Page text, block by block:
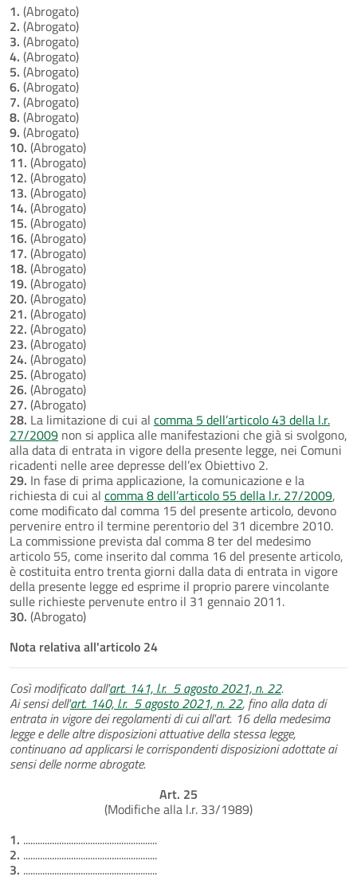
1. (Abrogato)
2. (Abrogato)
3. (Abrogato)
4. (Abrogato)
5. (Abrogato)
6. (Abrogato)
7. (Abrogato)
8. (Abrogato)
9. (Abrogato)
10. (Abrogato)
11. (Abrogato)
12. (Abrogato)
13. (Abrogato)
14. (Abrogato)
15. (Abrogato)
16. (Abrogato)
17. (Abrogato)
18. (Abrogato)
19. (Abrogato)
20. (Abrogato)
21. (Abrogato)
22. (Abrogato)
23. (Abrogato)
24. (Abrogato)
25. (Abrogato)
26. (Abrogato)
27. (Abrogato)
28. La limitazione di cui al comma 5 dell’articolo 43 della l.r.
27/2009 non si applica alle manifestazioni che già si svolgono,
alla data di entrata in vigore della presente legge, nei Comuni
ricadenti nelle aree depresse dell’ex Obiettivo 2.
29. In fase di prima applicazione, la comunicazione e la
richiesta di cui al comma 8 dell’articolo 55 della l.r. 27/2009,
come modificato dal comma 15 del presente articolo, devono
pervenire entro il termine perentorio del 31 dicembre 2010.
La commissione prevista dal comma 8 ter del medesimo
articolo 55, come inserito dal comma 16 del presente articolo,
è costituita entro trenta giorni dalla data di entrata in vigore
della presente legge ed esprime il proprio parere vincolante
sulle richieste pervenute entro il 31 gennaio 2011.
30. (Abrogato)
Nota relativa all'articolo 24
Così modificato dall'art. 141, l.r. 5 agosto 2021, n. 22.
Ai sensi dell'art. 140, l.r. 5 agosto 2021, n. 22, fino alla data di
entrata in vigore dei regolamenti di cui all'art. 16 della medesima
legge e delle altre disposizioni attuative della stessa legge,
continuano ad applicarsi le corrispondenti disposizioni adottate ai
sensi delle norme abrogate.
Art. 25
(Modifiche alla l.r. 33/1989)
1. ........................................................
2. ........................................................
3. ........................................................